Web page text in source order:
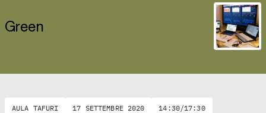
Green
AULA TAFURI 17 SETTEMBRE 2020 14:30/17:30